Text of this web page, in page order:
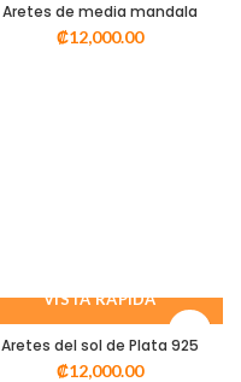
Aretes de media mandala
₡12,000.00
VISTA RÁPIDA
Aretes del sol de Plata 925
₡12,000.00